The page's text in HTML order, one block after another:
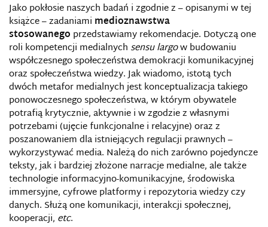
Jako pokłosie naszych badań i zgodnie z – opisanymi w tej
książce – zadaniami medioznawstwa
stosowanego przedstawiamyrekomendacje. Dotyczą one
roli kompetencji medialnych sensu largow budowaniu
współczesnego społeczeństwa demokracji komunikacyjnej
oraz społeczeństwa wiedzy. Jak wiadomo, istotą tych
dwóch metafor medialnych jest konceptualizacja takiego
ponowoczesnego społeczeństwa, w którym obywatele
potrafią krytycznie, aktywnie i w zgodzie z własnymi
potrzebami (ujęcie funkcjonalne i relacyjne) oraz z
poszanowaniem dla istniejących regulacji prawnych –
wykorzystywać media. Należą do nich zarówno pojedyncze
teksty, jak i bardziej złożone narracje medialne, ale także
technologie informacyjno-komunikacyjne, środowiska
immersyjne, cyfrowe platformy i repozytoria wiedzy czy
danych. Służą one komunikacji, interakcji społecznej,
kooperacji, etc.